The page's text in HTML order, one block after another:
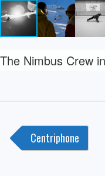
The Nimbus Crew
PostCentriphone